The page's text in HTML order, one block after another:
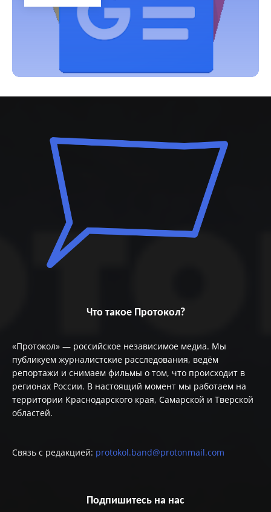
Что такое Протокол?
«Протокол» — российское независимое медиа. Мы
публикуем журналистские расследования, ведём
репортажи и снимаем фильмы о том, что происходит в
регионах России. В настоящий момент мы работаем на
территории Краснодарского края, Самарской и Тверской
областей.
Связь с редакцией: protokol.band@protonmail.com
Подпишитесь на нас